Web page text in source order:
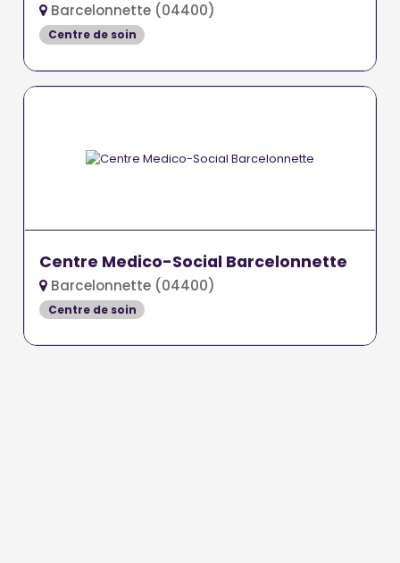
Barcelonnette (04400)
Centre de soin
Centre Medico-Social Barcelonnette
Barcelonnette (04400)
Centre de soin